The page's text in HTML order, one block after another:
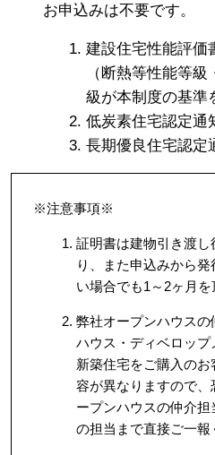
お申込みは不要です。
建設住宅性能評価
（断熱等性能等
級が本制度の基準
低炭素住宅認定通
長期優良住宅認定
※注意事項※
証明書は建物引き渡
り、また申込みから
い場合でも1～2ヶ月を
弊社オープンハウス
ハウス・ディベロッ
新築住宅をご購入の
容が異なりますので
ープンハウスの仲介
の担当まで直接ご一報